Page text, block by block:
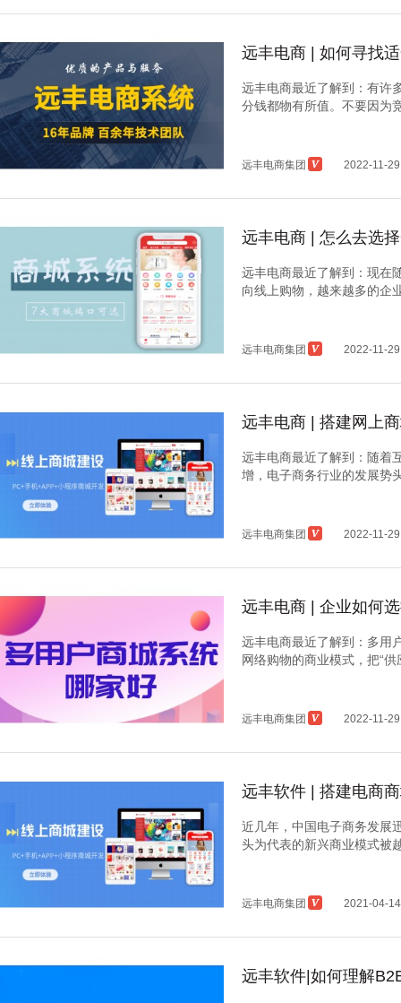
远丰电商 | 如何寻找
远丰电商最近了解到：有许
分钱都物有所值。不要因为
远丰电商集团 2022-11-29
远丰电商 | 怎么去选
远丰电商最近了解到：现在
向线上购物，越来越多的企
远丰电商集团 2022-11-29
远丰电商 | 搭建网上
远丰电商最近了解到：随着
增，电子商务行业的发展势
远丰电商集团 2022-11-29
远丰电商 | 企业如何
远丰电商最近了解到：多用
网络购物的商业模式，把“供
远丰电商集团 2022-11-29
远丰软件 | 搭建电商
近几年，中国电子商务发展
头为代表的新兴商业模式被
远丰电商集团 2021-04-14
远丰软件|如何理解